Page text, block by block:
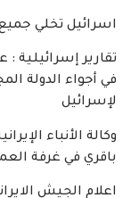
اسرائيل تخلي
تقارير
في أجواء الدولة
لإسرائيل
وكالة الأنباء
باقري في غرفة
اعلام الجيش